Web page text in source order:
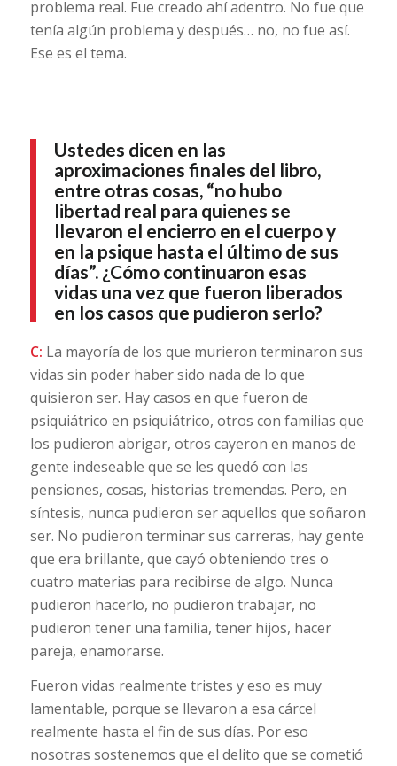
problema real. Fue creado ahí adentro. No fue que
tenía algún problema y después… no, no fue así.
Ese es el tema.
Ustedes dicen en las
aproximaciones finales del libro,
entre otras cosas, “no hubo
libertad real para quienes se
llevaron el encierro en el cuerpo y
en la psique hasta el último de sus
días”. ¿Cómo continuaron esas
vidas una vez que fueron liberados
en los casos que pudieron serlo?
C: La mayoría de los que murieron terminaron sus
vidas sin poder haber sido nada de lo que
quisieron ser. Hay casos en que fueron de
psiquiátrico en psiquiátrico, otros con familias que
los pudieron abrigar, otros cayeron en manos de
gente indeseable que se les quedó con las
pensiones, cosas, historias tremendas. Pero, en
síntesis, nunca pudieron ser aquellos que soñaron
ser. No pudieron terminar sus carreras, hay gente
que era brillante, que cayó obteniendo tres o
cuatro materias para recibirse de algo. Nunca
pudieron hacerlo, no pudieron trabajar, no
pudieron tener una familia, tener hijos, hacer
pareja, enamorarse.
Fueron vidas realmente tristes y eso es muy
lamentable, porque se llevaron a esa cárcel
realmente hasta el fin de sus días. Por eso
nosotras sostenemos que el delito que se cometió